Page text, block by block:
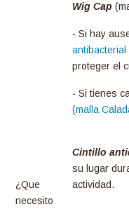
¿Que
necesito
Wig Cap
- Si hay
antibacterial
proteger el
- Si tienes
(malla
Cintillo
su lugar
actividad.